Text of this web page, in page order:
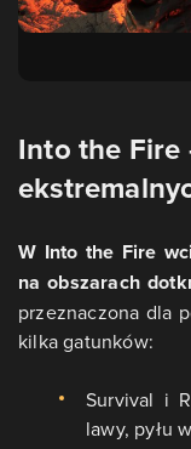
Into the
W Into the Fire
na obszarach
przeznaczona dla
kilka gatunków:
Survival i
lawy, pyłu